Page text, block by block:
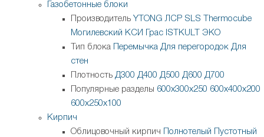
Газобетонные блоки
Производитель YTONG ЛСР SLS
Thermocube
Могилевский КСИ
Грас ISTKULT
ЭКО
Тип блока
Перемычка Для перегородок Для
стен
Плотность Д300 Д400 Д500 Д600 Д700
Популярные разделы 600х300х250 600х400х200
600х250х100
Кирпич
Облицовочный кирпич
Полнотелый
Пустотный